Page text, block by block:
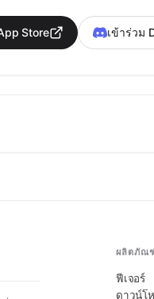
Store เข้าร่วม
ผลิตภัณ
ฟีเจอร์
ดาวน์โ